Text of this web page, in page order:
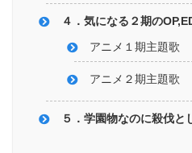
４．気になる２期の
アニメ１期主題歌
アニメ２期主題歌
５．学園物なのに殺伐と